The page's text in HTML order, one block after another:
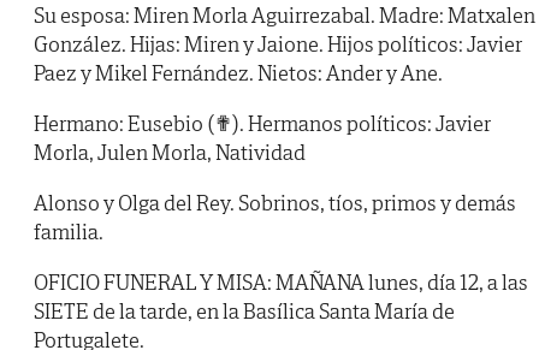
Su esposa: Miren Morla Aguirrezabal. Madre: Matxalen
González. Hijas: Miren y Jaione. Hijos políticos: Javier
Paez y Mikel Fernández. Nietos: Ander y Ane.
Hermano: Eusebio (✟). Hermanos políticos: Javier
Morla, Julen Morla, Natividad
Alonso y Olga del Rey. Sobrinos, tíos, primos y demás
familia.
OFICIO FUNERAL Y MISA: MAÑANA lunes, día 12, a las
SIETE de la tarde, en la Basílica Santa María de
Portugalete.